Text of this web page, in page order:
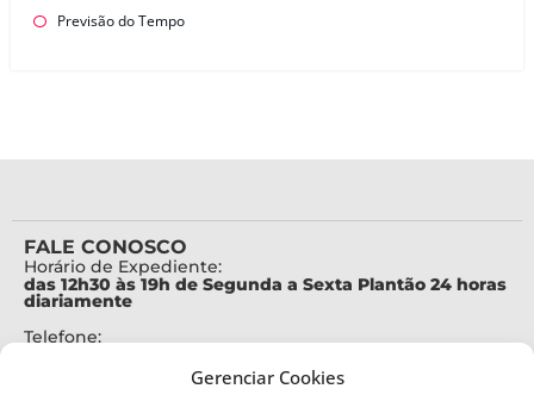
Gerenciar Cookies
Previsão do Tempo
FALE CONOSCO
Horário de Expediente:
das 12h30 às 19h de Segunda a Sexta Plantão 24 horas
diariamente
Telefone: